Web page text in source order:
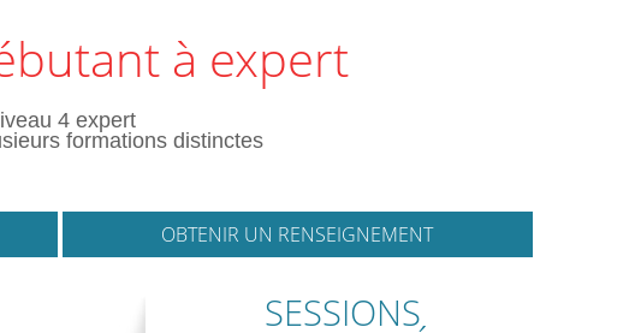
à expert
4 expert
formations distinctes
OBTENIR UN RENSEIGNEMENT
SESSIONS